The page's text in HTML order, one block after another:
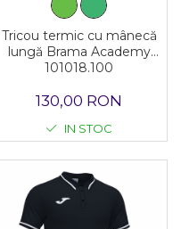
Tricou termic cu mânecă
lungă Brama Academy
101018.100
130,00 RON
IN STOC